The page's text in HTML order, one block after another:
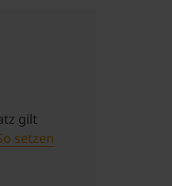
gilt
setzen